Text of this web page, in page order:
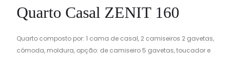
Quarto Casal ZENIT 160
Quarto composto por: 1 cama de casal, 2 camiseiros 2 gavetas,
cómoda, moldura, opção: de camiseiro 5 gavetas, toucador e